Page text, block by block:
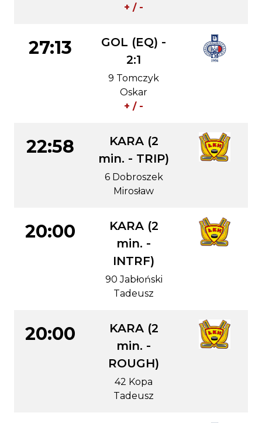
+ / -
27:13
GOL (EQ) -
2:1
9 Tomczyk
Oskar
+ / -
22:58
KARA (2
min. - TRIP)
6 Dobroszek
Mirosław
20:00
KARA (2
min. -
INTRF)
90 Jabłoński
Tadeusz
20:00
KARA (2
min. -
ROUGH)
42 Kopa
Tadeusz